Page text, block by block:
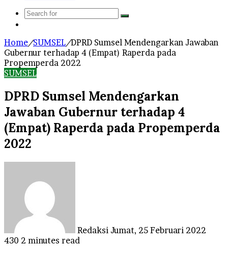
Search
Home/SUMSEL/DPRD Sumsel Mendengarkan Jawaban
Gubernur terhadap 4 (Empat) Raperda pada
Propemperda 2022
SUMSEL
DPRD Sumsel Mendengarkan
Jawaban Gubernur terhadap 4
(Empat) Raperda pada Propemperda
2022
Redaksi Jumat, 25 Februari 2022
430 2 minutes read